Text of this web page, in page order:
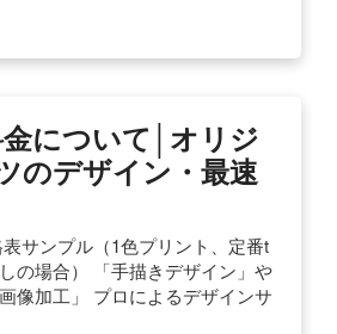
について│オリジ
のデザイン・最速
サンプル（1色プリント、定番t
の場合） 「手描きデザイン」や
像加工」 プロによるデザインサ